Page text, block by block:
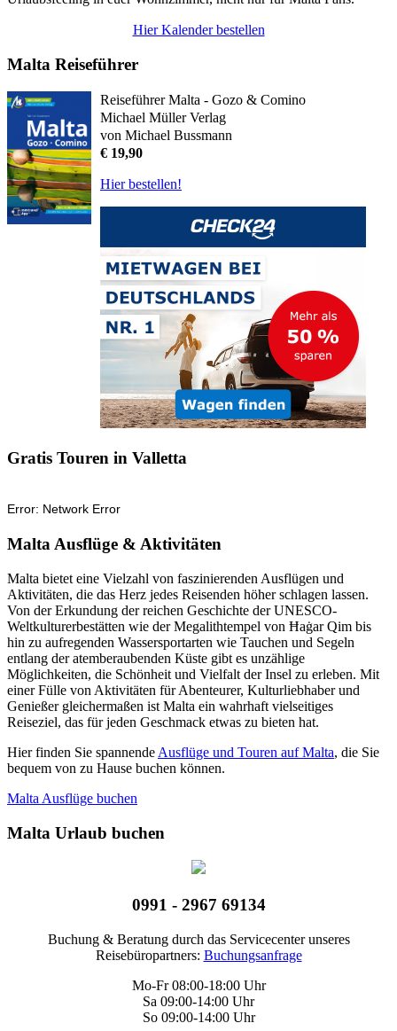
Hier Kalender bestellen
Malta Reiseführer
Reiseführer Malta - Gozo & Comino
Michael Müller Verlag
von Michael Bussmann
€ 19,90
Hier bestellen!
Gratis Touren in Valletta
Malta Ausflüge & Aktivitäten
Malta bietet eine Vielzahl von faszinierenden Ausflügen und
Aktivitäten, die das Herz jedes Reisenden höher schlagen lassen.
Von der Erkundung der reichen Geschichte der UNESCO-
Weltkulturerbestätten wie der Megalithtempel von Ħaġar Qim bis
hin zu aufregenden Wassersportarten wie Tauchen und Segeln
entlang der atemberaubenden Küste gibt es unzählige
Möglichkeiten, die Schönheit und Vielfalt der Insel zu erleben. Mit
einer Fülle von Aktivitäten für Abenteurer, Kulturliebhaber und
Genießer gleichermaßen ist Malta ein wahrhaft vielseitiges
Reiseziel, das für jeden Geschmack etwas zu bieten hat.
Hier finden Sie spannende Ausflüge und Touren auf Malta, die Sie
bequem von zu Hause buchen können.
Malta Ausflüge buchen
Malta Urlaub buchen
0991 - 2967 69134
Buchung & Beratung durch das Servicecenter unseres
Reisebüropartners: Buchungsanfrage
Mo-Fr 08:00-18:00 Uhr
Sa 09:00-14:00 Uhr
So 09:00-14:00 Uhr